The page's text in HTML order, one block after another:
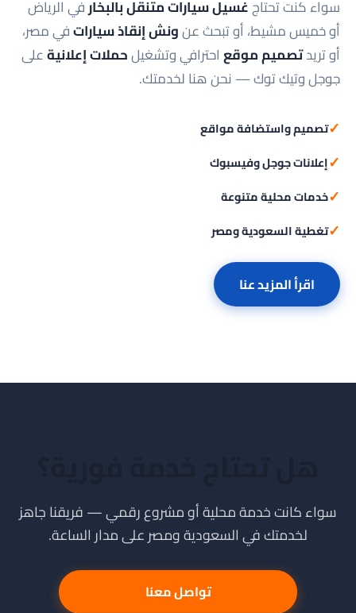
سواء كنت تحتاجغسيل سيارات متنقل بالبخارفي الرياض
أو خميس مشيط، أو تبحث عنونش إنقاذ سياراتفي مصر،
أو تريدتصميم موقعاحترافي وتشغيلحملات إعلانيةعلى
جوجل وتيك توك — نحن هنا لخدمتك.
✓تصميم واستضافة مواقع
✓إعلانات جوجل وفيسبوك
✓خدمات محلية متنوعة
✓تغطية السعودية ومصر
اقرأ المزيد عنا
سواء كانت خدمة محلية أو مشروع رقمي — فريقنا جاهز
لخدمتك في السعودية ومصر على مدار الساعة.
تواصل معنا